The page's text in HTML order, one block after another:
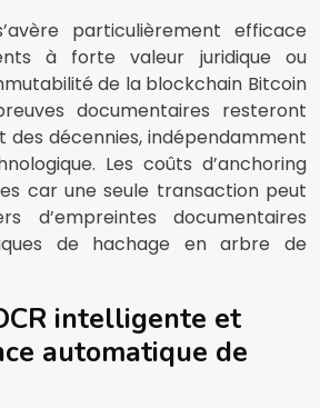
particulièrement efficace
à forte valeur juridique ou
de la blockchain Bitcoin
documentaires resteront
des décennies, indépendamment
Les coûts d’anchoring
car une seule transaction peut
d’empreintes documentaires
de hachage en arbre de
intelligente et
automatique de